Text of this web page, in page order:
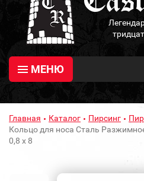
МЕНЮ
Главная Каталог Пирсинг
Кольцо для носа Сталь
0,8 х 8